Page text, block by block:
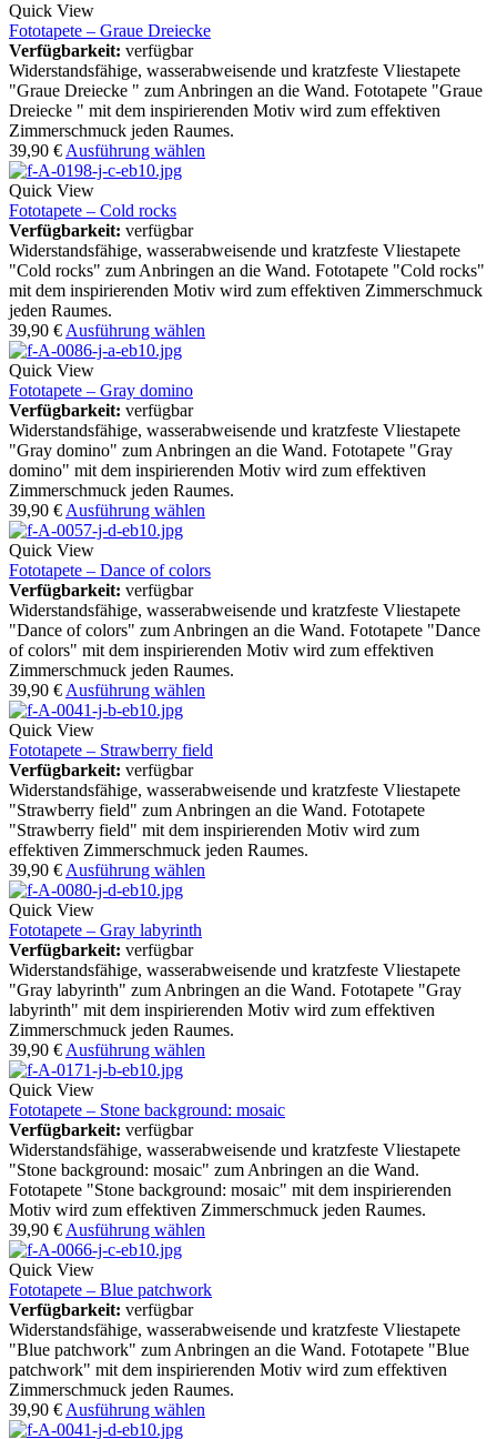
Quick View
Fototapete – Graue Dreiecke
Verfügbarkeit: verfügbar
Widerstandsfähige, wasserabweisende und kratzfeste Vliestapete
"Graue Dreiecke " zum Anbringen an die Wand. Fototapete "Graue
Dreiecke " mit dem inspirierenden Motiv wird zum effektiven
Zimmerschmuck jeden Raumes.
39,90 € Ausführung wählen
Quick View
Fototapete – Cold rocks
Verfügbarkeit: verfügbar
Widerstandsfähige, wasserabweisende und kratzfeste Vliestapete
"Cold rocks" zum Anbringen an die Wand. Fototapete "Cold rocks"
mit dem inspirierenden Motiv wird zum effektiven Zimmerschmuck
jeden Raumes.
39,90 € Ausführung wählen
Quick View
Fototapete – Gray domino
Verfügbarkeit: verfügbar
Widerstandsfähige, wasserabweisende und kratzfeste Vliestapete
"Gray domino" zum Anbringen an die Wand. Fototapete "Gray
domino" mit dem inspirierenden Motiv wird zum effektiven
Zimmerschmuck jeden Raumes.
39,90 € Ausführung wählen
Quick View
Fototapete – Dance of colors
Verfügbarkeit: verfügbar
Widerstandsfähige, wasserabweisende und kratzfeste Vliestapete
"Dance of colors" zum Anbringen an die Wand. Fototapete "Dance
of colors" mit dem inspirierenden Motiv wird zum effektiven
Zimmerschmuck jeden Raumes.
39,90 € Ausführung wählen
Quick View
Fototapete – Strawberry field
Verfügbarkeit: verfügbar
Widerstandsfähige, wasserabweisende und kratzfeste Vliestapete
"Strawberry field" zum Anbringen an die Wand. Fototapete
"Strawberry field" mit dem inspirierenden Motiv wird zum
effektiven Zimmerschmuck jeden Raumes.
39,90 € Ausführung wählen
Quick View
Fototapete – Gray labyrinth
Verfügbarkeit: verfügbar
Widerstandsfähige, wasserabweisende und kratzfeste Vliestapete
"Gray labyrinth" zum Anbringen an die Wand. Fototapete "Gray
labyrinth" mit dem inspirierenden Motiv wird zum effektiven
Zimmerschmuck jeden Raumes.
39,90 € Ausführung wählen
Quick View
Fototapete – Stone background: mosaic
Verfügbarkeit: verfügbar
Widerstandsfähige, wasserabweisende und kratzfeste Vliestapete
"Stone background: mosaic" zum Anbringen an die Wand.
Fototapete "Stone background: mosaic" mit dem inspirierenden
Motiv wird zum effektiven Zimmerschmuck jeden Raumes.
39,90 € Ausführung wählen
Quick View
Fototapete – Blue patchwork
Verfügbarkeit: verfügbar
Widerstandsfähige, wasserabweisende und kratzfeste Vliestapete
"Blue patchwork" zum Anbringen an die Wand. Fototapete "Blue
patchwork" mit dem inspirierenden Motiv wird zum effektiven
Zimmerschmuck jeden Raumes.
39,90 € Ausführung wählen